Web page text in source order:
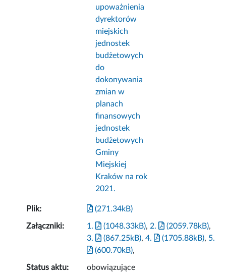
upoważnienia
dyrektorów
miejskich
jednostek
budżetowych
do
dokonywania
zmian w
planach
finansowych
jednostek
budżetowych
Gminy
Miejskiej
Kraków na rok
2021.
Plik: (271.34kB)
Załączniki: 1. (1048.33kB), 2. (2059.78kB),
3.
(867.25kB),4. (1705.88kB), 5.
(600.70kB),
Status aktu: obowiązujące